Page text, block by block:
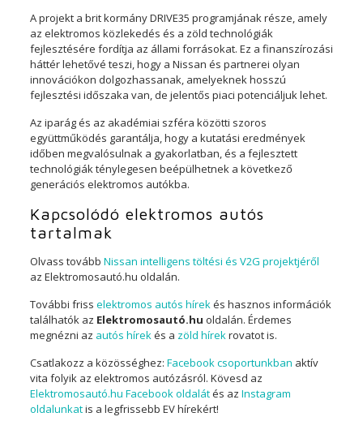
A projekt a brit kormány DRIVE35 programjának része, amely
az elektromos közlekedés és a zöld technológiák
fejlesztésére fordítja az állami forrásokat. Ez a finanszírozási
háttér lehetővé teszi, hogy a Nissan és partnerei olyan
innovációkon dolgozhassanak, amelyeknek hosszú
fejlesztési időszaka van, de jelentős piaci potenciáljuk lehet.
Az iparág és az akadémiai szféra közötti szoros
együttműködés garantálja, hogy a kutatási eredmények
időben megvalósulnak a gyakorlatban, és a fejlesztett
technológiák ténylegesen beépülhetnek a következő
generációs elektromos autókba.
Kapcsolódó elektromos autós
tartalmak
Olvass tovább Nissan intelligens töltési és V2G projektjéről
az Elektromosautó.hu oldalán.
További friss elektromos autós hírekés hasznos információk
találhatók az Elektromosautó.hu oldalán. Érdemes
megnézni az autós hírekés a zöld hírekrovatot is.
Csatlakozz a közösséghez: Facebook csoportunkban aktív
vita folyik az elektromos autózásról. Kövesd az
Elektromosautó.hu Facebook oldalátés az Instagram
oldalunkatis a legfrissebb EV hírekért!